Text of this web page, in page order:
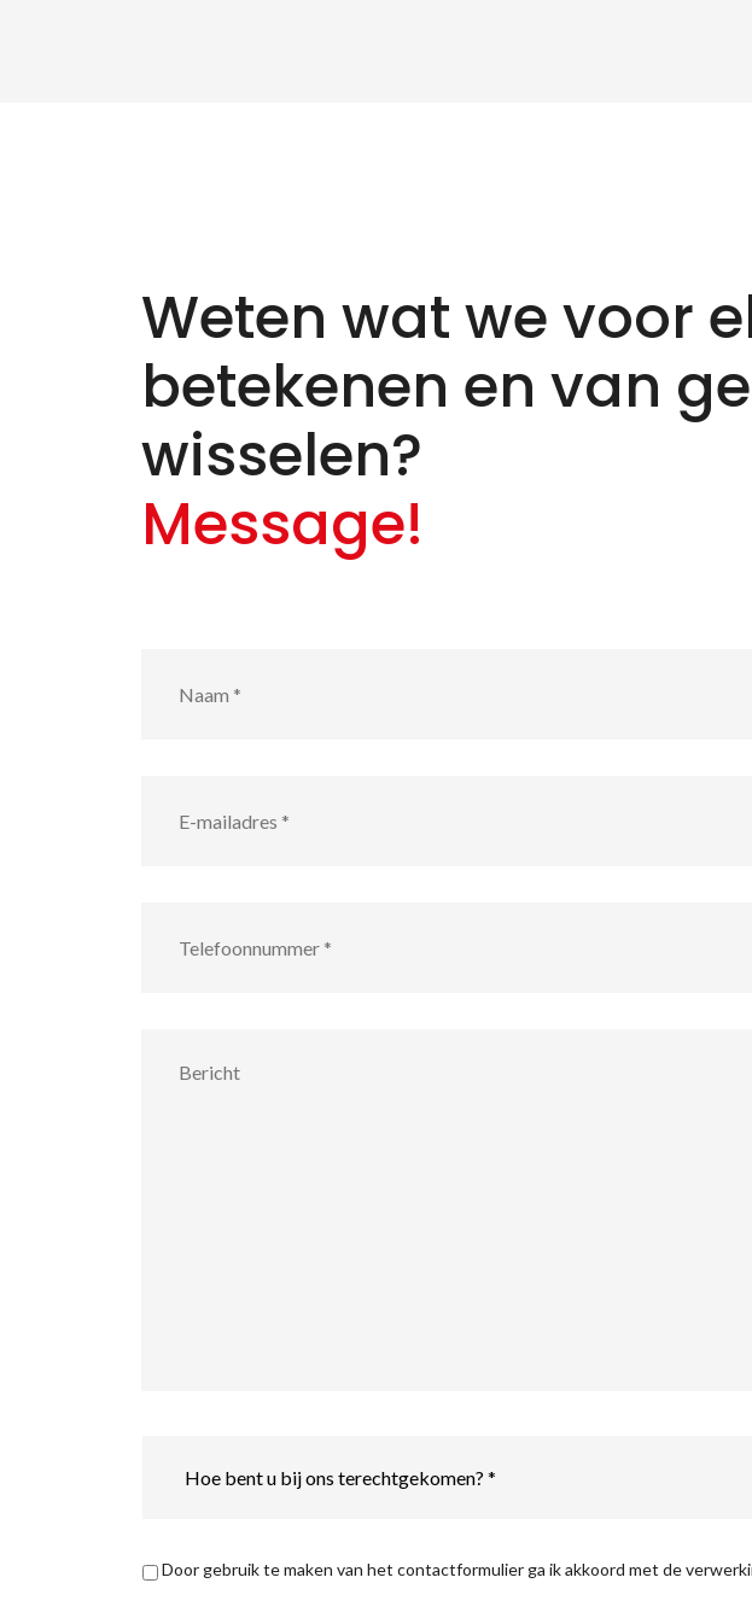
Weten wat we voor
betekenen en van
wisselen?
Message!
*
Privacyverklaring *
Door gebruik te maken van het contactformulier ga ik akkoord met de